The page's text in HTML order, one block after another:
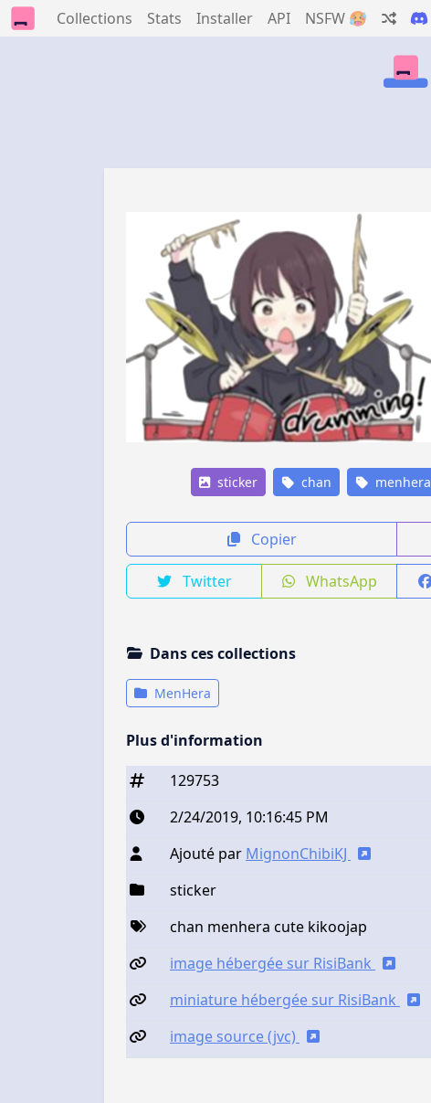
Collections Stats Installer API NSFW 🥵
sticker chan menhera
Copier
Twitter WhatsApp
Dans ces collections
MenHera
Plus d'information
129753
2/24/2019, 10:16:45 PM
Ajouté par MignonChibiKJ
sticker
chan menhera cute kikoojap
image hébergée sur RisiBank
miniature hébergée sur RisiBank
image source (jvc)